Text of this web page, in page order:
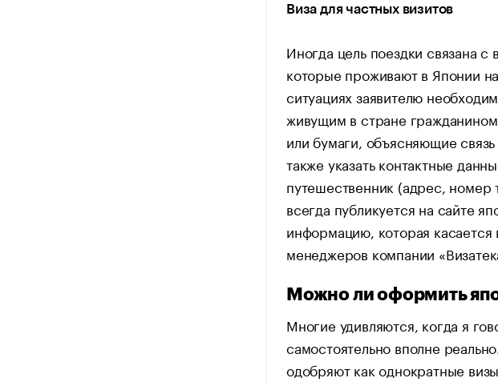
Виза для частных визитов
Иногда цель поездки связана с
которые проживают в Японии
ситуациях заявителю
живущим в стране
или бумаги, объясняющие
также указать контактные
путешественник (адрес,
всегда публикуется на сайте
информацию, которая
менеджеров компании
Можно ли оформить
Многие удивляются, когда я
самостоятельно вполне
одобряют как однократные